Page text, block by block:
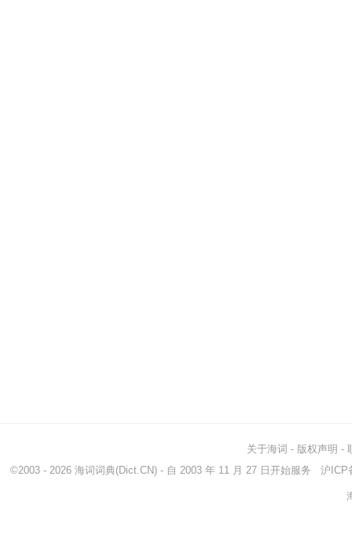
关于海词 - 版权声明 -
©2003 - 2026 海词词典(Dict.CN) - 自 2003 年 11 月 27 日开始服务 沪ICP